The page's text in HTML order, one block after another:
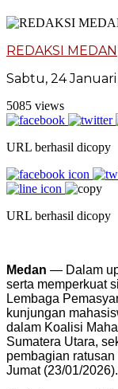
REDAKSI MEDAN
Sabtu, 24
5085 views
URL berhasil dicopy
URL berhasil dicopy
Medan — Dalam
serta memperkuat
Lembaga
kunjungan
dalam Koalisi
Sumatera Utara,
pembagian
Jumat (23/01/2026).